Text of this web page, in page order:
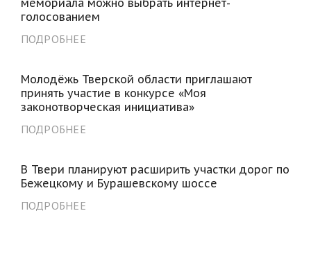
голосованием
ПОДРОБНЕЕ
Молодёжь Тверской области приглашают
принять участие в конкурсе «Моя
законотворческая инициатива»
ПОДРОБНЕЕ
В Твери планируют расширить участки дорог по
Бежецкому и Бурашевскому шоссе
ПОДРОБНЕЕ